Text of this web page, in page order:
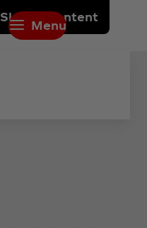
Skip to content
Menu